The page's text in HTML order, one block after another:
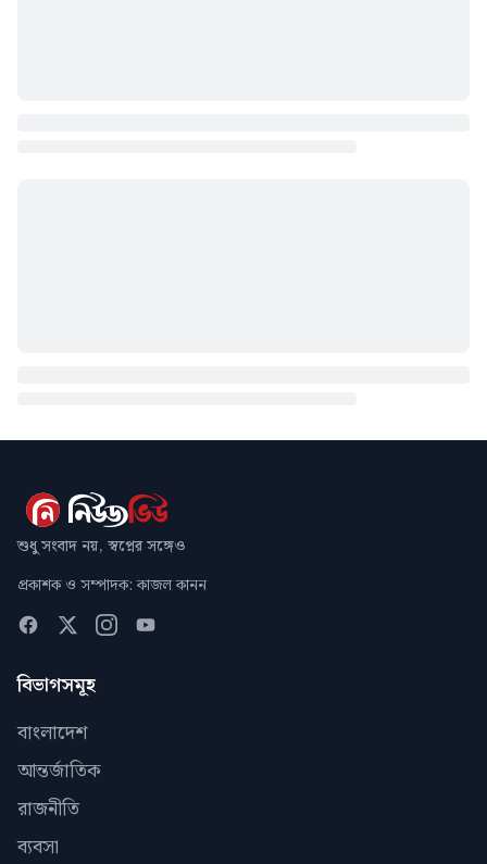
শুধু সংবাদ নয়, স্বপ্নের সঙ্গেও
প্রকাশক ও সম্পাদক: কাজল কানন
বিভাগসমূহ
বাংলাদেশ
আন্তর্জাতিক
রাজনীতি
ব্যবসা